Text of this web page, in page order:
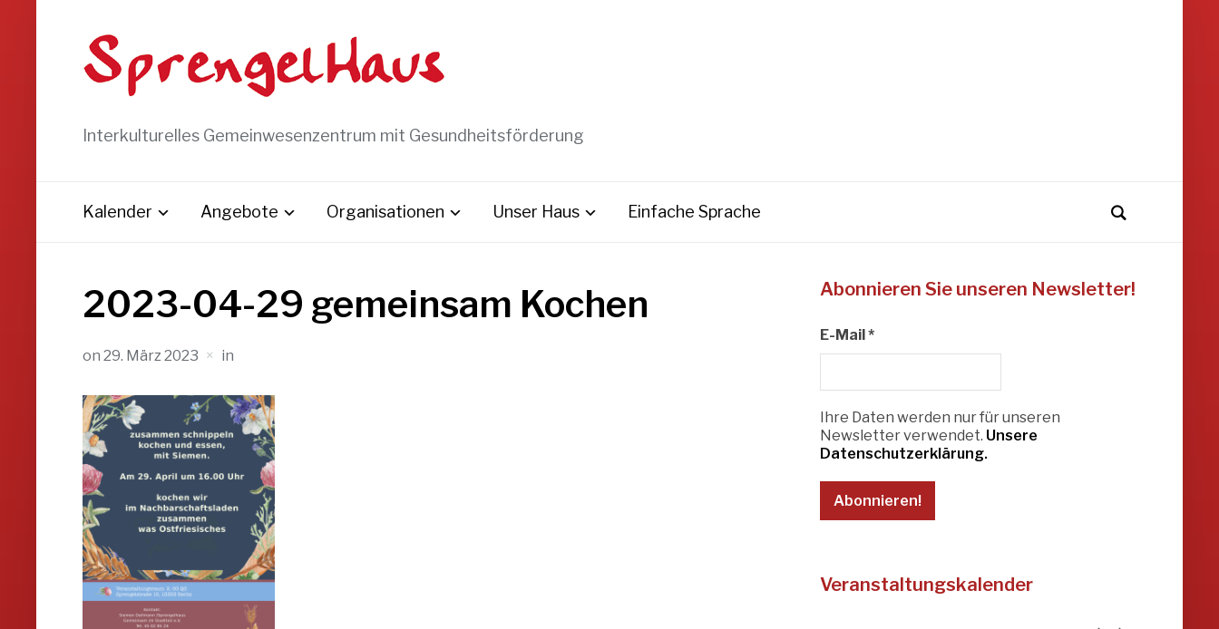
Interkulturelles Gemeinwesenzentrum mit Gesundheitsförderung
Kalender Angebote Organisationen Unser Haus Einfache Sprache
2023-04-29 gemeinsam Kochen
on 29. März 2023 in
Abonnieren Sie unseren Newsletter!
E-Mail*
Ihre Daten werden nur für unseren
Newsletter verwendet. Unsere
Datenschutzerklärung.
Veranstaltungskalender